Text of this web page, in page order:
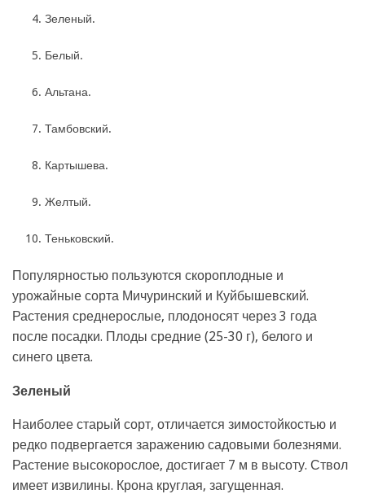
Зеленый.
Белый.
Альтана.
Тамбовский.
Картышева.
Желтый.
Теньковский.
Популярностью пользуются скороплодные и
урожайные сорта Мичуринский и Куйбышевский.
Растения среднерослые, плодоносят через 3 года
после посадки. Плоды средние (25-30 г), белого и
синего цвета.
Зеленый
Наиболее старый сорт, отличается зимостойкостью и
редко подвергается заражению садовыми болезнями.
Растение высокорослое, достигает 7 м в высоту. Ствол
имеет извилины. Крона круглая, загущенная.